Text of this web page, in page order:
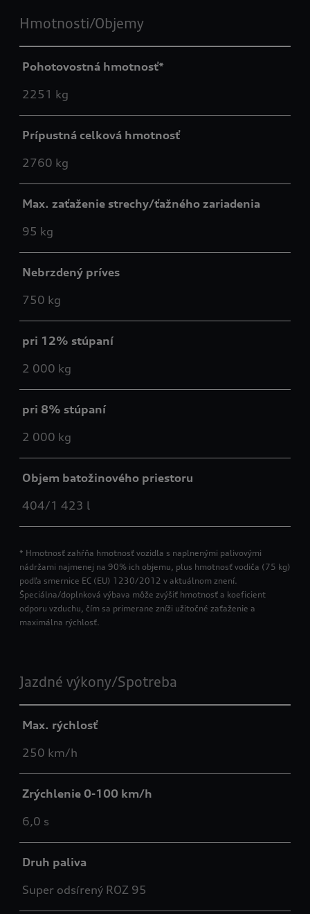
Hmotnosti/Objemy
Pohotovostná hmotnosť*
2251 kg
Prípustná celková hmotnosť
2760 kg
Max. zaťaženie strechy/ťažného zariadenia
95 kg
Nebrzdený príves
750 kg
pri 12% stúpaní
2 000 kg
pri 8% stúpaní
2 000 kg
Objem batožinového priestoru
404/1 423 l
* Hmotnosť zahŕňa hmotnosť vozidla s naplnenými palivovými
nádržami najmenej na 90% ich objemu, plus hmotnosť vodiča (75 kg)
podľa smernice EC (EU) 1230/2012 v aktuálnom znení.
Špeciálna/doplnková výbava môže zvýšiť hmotnosť a koeficient
odporu vzduchu, čím sa primerane zníži užitočné zaťaženie a
maximálna rýchlosť.
Jazdné výkony/Spotreba
Max. rýchlosť
250 km/h
Zrýchlenie 0-100 km/h
6,0 s
Druh paliva
Super odsírený ROZ 95